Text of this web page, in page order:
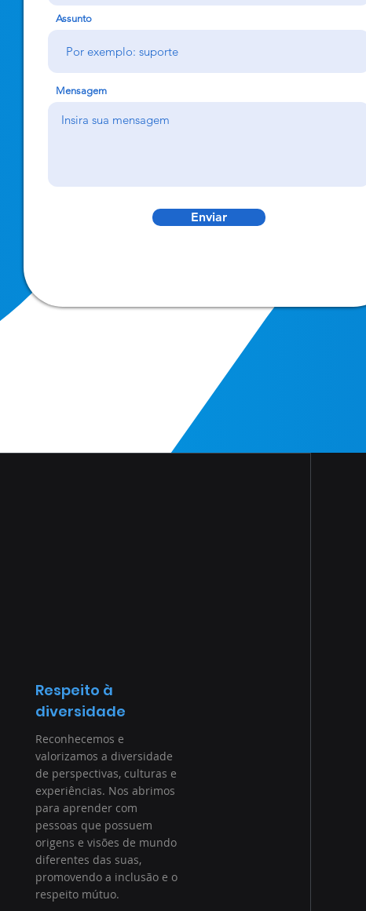
Assunto
Mensagem
Enviar
Respeito à
diversidade
Reconhecemos e
valorizamos a diversidade
de perspectivas, culturas e
experiências. Nos abrimos
para aprender com
pessoas que possuem
origens e visões de mundo
diferentes das suas,
promovendo a inclusão e o
respeito mútuo.